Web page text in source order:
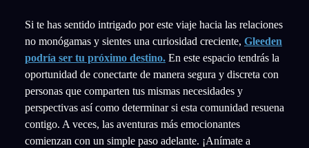
Si te has sentido intrigado por este viaje hacia las relaciones
no monógamas y sientes una curiosidad creciente, Gleeden
podría ser tu próximo destino. En este espacio tendrás la
oportunidad de conectarte de manera segura y discreta con
personas que comparten tus mismas necesidades y
perspectivas así como determinar si esta comunidad resuena
contigo. A veces, las aventuras más emocionantes
comienzan con un simple paso adelante. ¡Anímate a